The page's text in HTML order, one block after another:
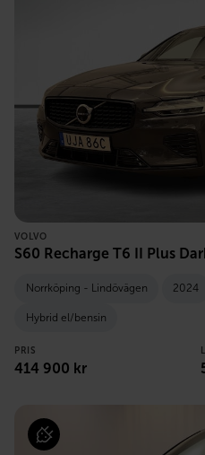
VOLVO
S60 Recharge T6 II Plus
Norrköping - Lindövägen 2024
Hybrid el/bensin
PRIS
414 900 kr